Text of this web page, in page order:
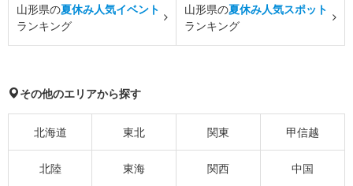
山形県の夏休み人気イベント
ランキング
山形県の夏休み人気スポット
ランキング
その他のエリアから探す
北海道 東北 関東 甲信越
北陸 東海 関西 中国